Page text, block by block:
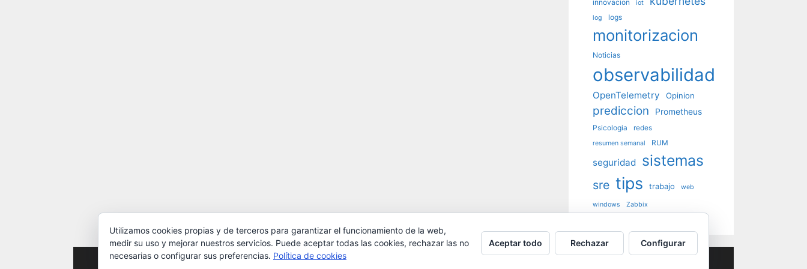
innovacion iot
log logs
monitorizacion
Noticias
observabilidad
OpenTelemetry Opinion
prediccion Prometheus
Psicologia redes
resumen semanal RUM
seguridad sistemas
sre tips trabajo web
windows Zabbix
Utilizamos cookies propias y de terceros para garantizar el funcionamiento de la web,
medir su uso y mejorar nuestros servicios. Puede aceptar todas las cookies, rechazar las no
necesarias o configurar sus preferencias. Política de cookies
Aceptar todo Rechazar Configurar